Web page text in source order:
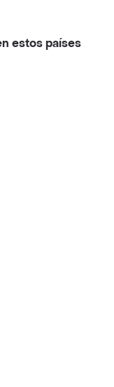
estos países